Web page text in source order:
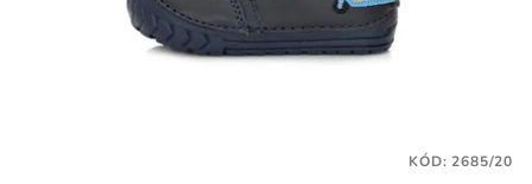
KÓD:2685/20